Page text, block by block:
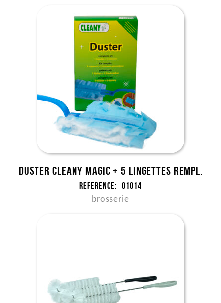
Duster Cleany Magic + 5 lingettes rempl.
Reference: 01014
brosserie